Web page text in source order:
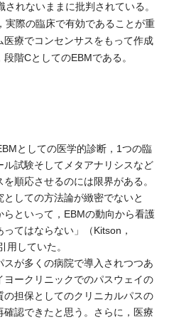
れないままに批判されている。
実際の臨床で有効であることが重
療でコンセンサスをもって作成
階CとしてのEBMである。
としての医学的診断，1つの臨
試験そしてメタアナリシスなど
順応させるのには限界がある。
しての方法論が緻密でないと
といって，EBMの動向から看護
てはならない」（Kitson，
用していた。
が多くの病院で導入されつつあ
ークリニックでのパスウェイの
担保としてのクリニカルパスの
認できたと思う。さらに，医療